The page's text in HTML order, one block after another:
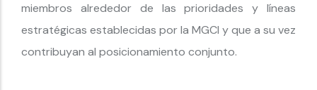
miembros alrededor de las prioridades y líneas
estratégicas establecidas por la MGCI y que a su vez
contribuyan al posicionamiento conjunto.